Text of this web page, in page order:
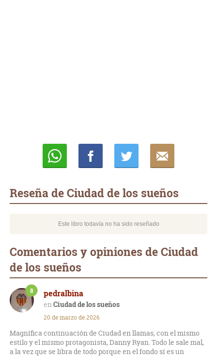
Reseña de Ciudad de los sueños
Este libro todavía no ha sido reseñado
Comentarios y opiniones de Ciudad
de los sueños
pedralbina
Ciudad de los sueños
8
20 de marzo de 2026
Magnífica continuación de Ciudad en llamas, con el mismo
estilo y el mismo protagonista, Danny Ryan. Todo le sale mal,
a la vez que se libra de todo porque en el fondo sí es un